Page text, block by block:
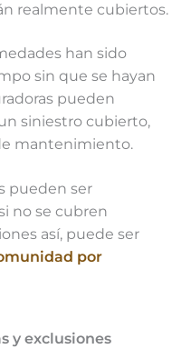
realmente cubiertos.
han sido
sin que se hayan
pueden
siniestro cubierto,
mantenimiento.
pueden ser
no se cubren
así, puede ser
por
y exclusiones